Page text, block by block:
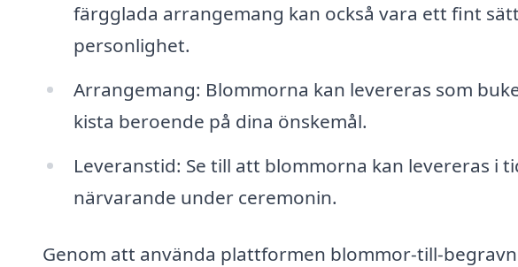
färgglada arrangemang kan också vara ett fint
personlighet.
Arrangemang: Blommorna kan levereras som
kista beroende på dina önskemål.
Leveranstid: Se till att blommorna kan levereras i
närvarande under ceremonin.
Genom att använda plattformen blommor-till-